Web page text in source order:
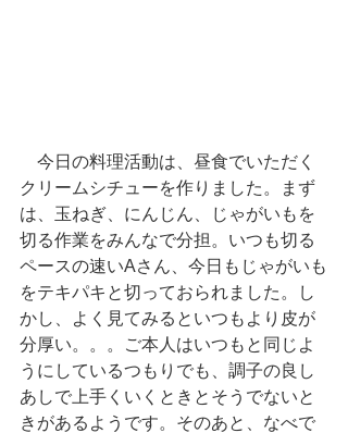
今日の料理活動は、昼食でいただく
クリームシチューを作りました。まず
は、玉ねぎ、にんじん、じゃがいもを
切る作業をみんなで分担。いつも切る
ペースの速いAさん、今日もじゃがいも
をテキパキと切っておられました。し
かし、よく見てみるといつもより皮が
分厚い。。。ご本人はいつもと同じよ
うにしているつもりでも、調子の良し
あしで上手くいくときとそうでないと
きがあるようです。そのあと、なべで